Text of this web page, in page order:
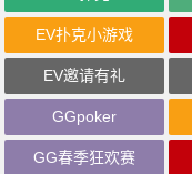
EV扑克小游戏
EV邀请有礼
GGpoker
GG春季狂欢赛